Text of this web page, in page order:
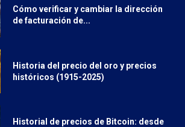
Cómo verificar y cambiar la dirección
de facturación de...
Historia del precio del oro y precios
históricos (1915-2025)
Historial de precios de Bitcoin: desde